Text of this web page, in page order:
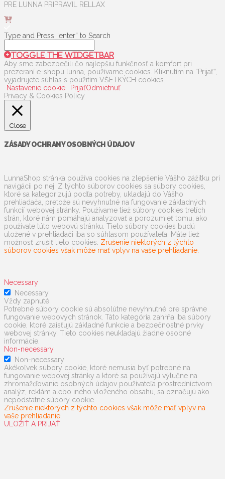
PRE LUNNA PRIPRAVIL RELLAX
Type and Press “enter” to Search
Toggle the Widgetbar
Aby sme zabezpečili čo najlepšiu funkčnosť a komfort pri
prezeraní e-shopu lunna, používame cookies. Kliknutím na “Prijať”,
vyjadrujete súhlas s použitím VŠETKÝCH cookies.
Nastavenie cookie
PrijaťOdmietnuť
Privacy & Cookies Policy
Close
ZÁSADY OCHRANY OSOBNÝCH ÚDAJOV
LunnaShop stránka používa cookies na zlepšenie Vášho zážitku pri
navigácii po nej. Z týchto súborov cookies sa súbory cookies,
ktoré sa kategorizujú podľa potreby, ukladajú do Vášho
prehliadača, pretože sú nevyhnutné na fungovanie základných
funkcií webovej stránky. Používame tiež súbory cookies tretích
strán, ktoré nám pomáhajú analyzovať a porozumieť tomu, ako
používate túto webovú stránku. Tieto súbory cookies budú
uložené v prehliadači iba so súhlasom používateľa. Máte tiež
možnosť zrušiť tieto cookies. Zrušenie niektorých z týchto
súborov cookies však môže mať vplyv na vaše prehliadanie.
Necessary
Necessary
Vždy zapnuté
Potrebné súbory cookie sú absolútne nevyhnutné pre správne
fungovanie webových stránok. Táto kategória zahŕňa iba súbory
cookie, ktoré zaisťujú základné funkcie a bezpečnostné prvky
webovej stránky. Tieto cookies neukladajú žiadne osobné
informácie.
Non-necessary
Non-necessary
Akékoľvek súbory cookie, ktoré nemusia byť potrebné na
fungovanie webovej stránky a ktoré sa používajú výlučne na
zhromažďovanie osobných údajov používateľa prostredníctvom
analýz, reklám alebo iného vloženého obsahu, sa označujú ako
nepodstatné súbory cookie.
Zrušenie niektorých z týchto cookies však môže mať vplyv na
vaše prehliadanie.
ULOŽIŤ A PRIJAŤ